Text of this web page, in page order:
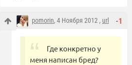
-1
pomorin, 4 Ноября 2012 , url
Где конкретно у
меня написан бред?